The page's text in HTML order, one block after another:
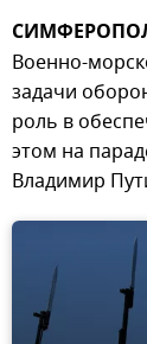
Военно-
задачи
роль в
этом на
Владимир